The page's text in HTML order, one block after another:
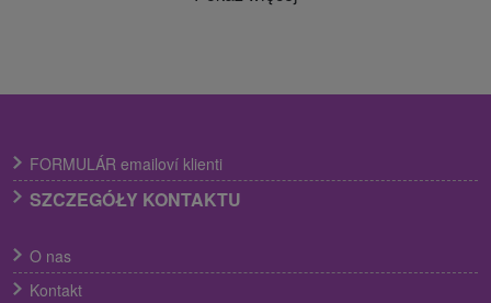
FORMULÁR emailoví klienti
SZCZEGÓŁY KONTAKTU
O nas
Kontakt